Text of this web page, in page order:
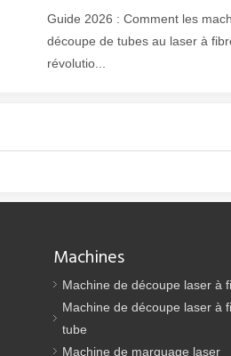
la fabrication de tuyauxDans le
Guide 2026 : Comment les
découpe de tubes au laser à
révolutio...
Machines
Machine de découpe laser à
Machine de découpe laser à
tube
Machine de marquage laser